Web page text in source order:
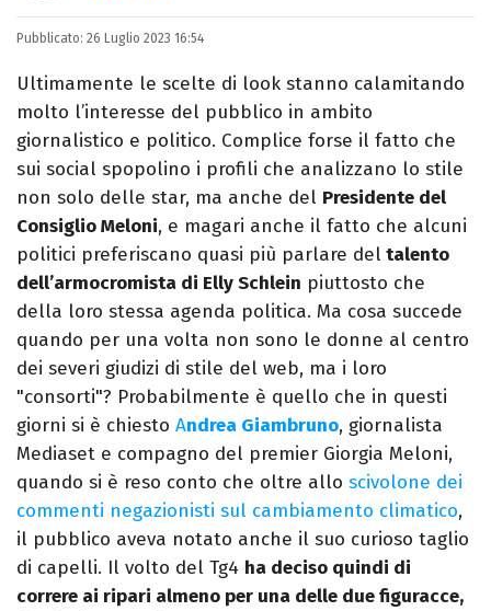
LINKEDIN
Si avvicina all'editoria studiando all'IED
come Fashion Editor. Si specializza poi in
Comunicazione digitale, Giornalismo e
Nuovi media presso La Sapienza,
collaborando con alcune testate ed uffici
stampa.
Pubblicato: 26 Luglio 2023 16:54
Ultimamente le scelte di look stanno calamitando
molto l’interesse del pubblico in ambito
giornalistico e politico. Complice forse il fatto che
sui social spopolino i profili che analizzano lo stile
non solo delle star, ma anche del Presidente del
Consiglio Meloni, e magari anche il fatto che alcuni
politici preferiscano quasi più parlare del talento
dell’armocromista di Elly Schlein piuttosto che
della loro stessa agenda politica. Ma cosa succede
quando per una volta non sono le donne al centro
dei severi giudizi di stile del web, ma i loro
"consorti"? Probabilmente è quello che in questi
giorni si è chiesto Andrea Giambruno, giornalista
Mediaset e compagno del premier Giorgia Meloni,
quando si è reso conto che oltre allo scivolone dei
commenti negazionisti sul cambiamento climatico,
il pubblico aveva notato anche il suo curioso taglio
di capelli. Il volto del Tg4 ha deciso quindi di
correre ai ripari almeno per una delle due figuracce,